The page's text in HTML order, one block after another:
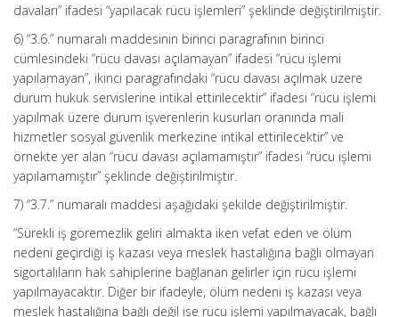
davaları” ifadesi “yapılacak rücu işlemleri” şeklinde değiştirilmiştir.
6) “3.6.” numaralı maddesinin birinci paragrafının birinci
cümlesindeki “rücu davası açılamayan” ifadesi “rücu işlemi
yapılamayan”, ikinci paragrafındaki “rücu davası açılmak üzere
durum hukuk servislerine intikal ettirilecektir” ifadesi “rücu işlemi
yapılmak üzere durum işverenlerin kusurları oranında mali
hizmetler sosyal güvenlik merkezine intikal ettirilecektir” ve
örnekte yer alan “rücu davası açılamamıştır” ifadesi “rücu işlemi
yapılamamıştır” şeklinde değiştirilmiştir.
7) “3.7.” numaralı maddesi aşağıdaki şekilde değiştirilmiştir.
“Sürekli iş göremezlik geliri almakta iken vefat eden ve ölüm
nedeni geçirdiği iş kazası veya meslek hastalığına bağlı olmayan
sigortalıların hak sahiplerine bağlanan gelirler için rücu işlemi
yapılmayacaktır. Diğer bir ifadeyle, ölüm nedeni iş kazası veya
meslek hastalığına bağlı değil ise rücu işlemi yapılmayacak, bağlı